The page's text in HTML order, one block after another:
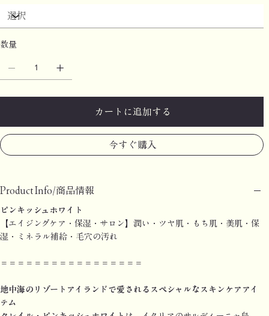
数量
カートに追加する
今すぐ購入
Product Info/商品情報
ピンキッシュホワイト
【エイジングケア・保湿・サロン】潤い・ツヤ肌・もち肌・美肌・保
湿・ミネラル補給・毛穴の汚れ
＝＝＝＝＝＝＝＝＝＝＝＝＝＝＝＝＝
地中海のリゾートアイランドで愛されるスペシャルなスキンケアアイ
テム